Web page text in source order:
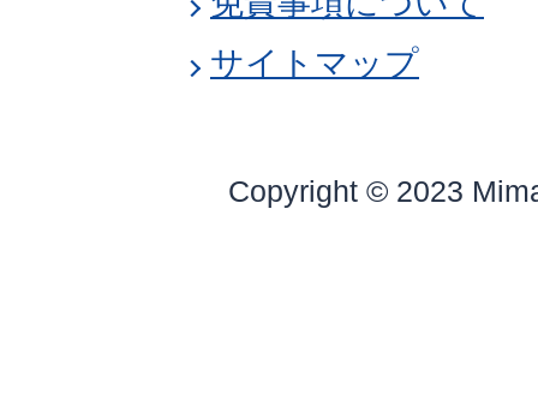
サイトマップ
Copyright © 2023